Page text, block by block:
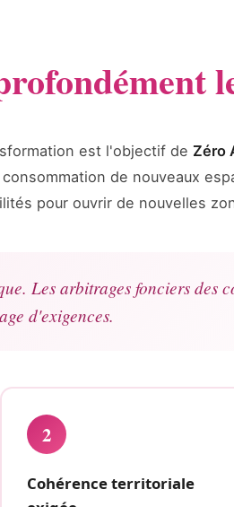
est l'objectif de Zéro
de nouveaux
pour ouvrir de nouvelles
Les arbitrages fonciers des
d'exigences.
2
Cohérence territoriale